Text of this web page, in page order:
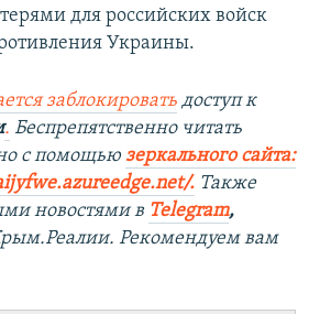
для российских войск
Украины.
заблокировать доступ к
. Беспрепятственно читать
с помощью зеркального сайта:
. Также
новостями в Telegram,
Рекомендуем вам